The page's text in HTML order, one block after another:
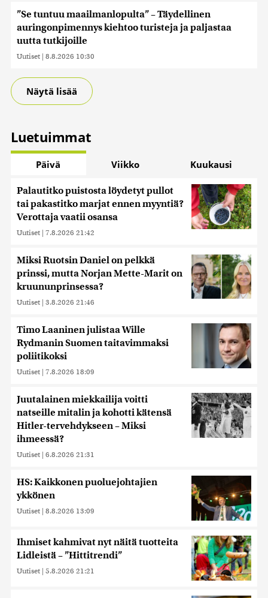
”Se tuntuu maailmanlopulta” – Täydellinen
auringonpimennys kiehtoo turisteja ja paljastaa
uutta tutkijoille
Uutiset | 8.8.2026 10:30
Näytä lisää
Luetuimmat
Päivä Viikko Kuukausi
Palautitko puistosta löydetyt pullot
tai pakastitko marjat ennen myyntiä?
Verottaja vaatii osansa
Uutiset | 7.8.2026 21:42
Miksi Ruotsin Daniel on pelkkä
prinssi, mutta Norjan Mette-Marit on
kruununprinsessa?
Uutiset | 3.8.2026 21:46
Timo Laaninen julistaa Wille
Rydmanin Suomen taitavimmaksi
poliitikoksi
Uutiset | 7.8.2026 18:09
Juutalainen miekkailija voitti
natseille mitalin ja kohotti kätensä
Hitler-tervehdykseen – Miksi
ihmeessä?
Uutiset | 6.8.2026 21:31
HS: Kaikkonen puoluejohtajien
ykkönen
Uutiset | 8.8.2026 13:09
Ihmiset kahmivat nyt näitä tuotteita
Lidleistä – ”Hittitrendi”
Uutiset | 5.8.2026 21:21